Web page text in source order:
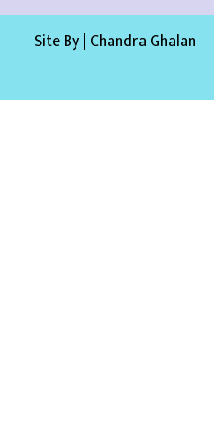
Site By | Chandra Ghalan